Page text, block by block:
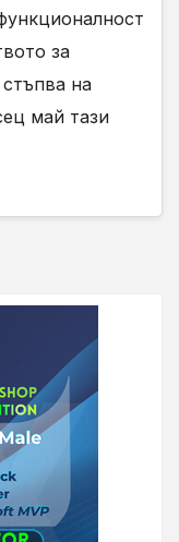
за
стъпва на
май тази